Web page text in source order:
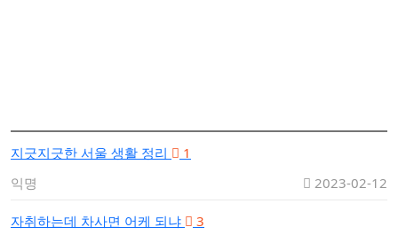
지긋지긋한 서울 생활 정리
1
익명
2023-02-12
자취하는데 차사면 어케 되냐
3